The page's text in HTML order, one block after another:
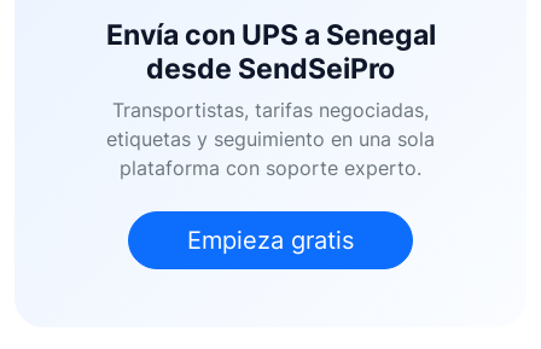
Envía con UPS a Senegal
desde SendSeiPro
Transportistas, tarifas negociadas,
etiquetas y seguimiento en una sola
plataforma con soporte experto.
Empieza gratis